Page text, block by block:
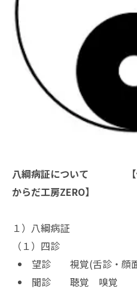
八綱病証について 【伊
からだ工房ZERO】
１）八綱病証
（１）四診
望診 視覚(舌診・顔
聞診 聴覚